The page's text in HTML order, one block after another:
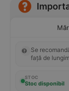
Se
față de
STOC
Stoc disponibil